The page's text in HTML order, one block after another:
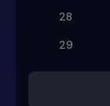
28
29